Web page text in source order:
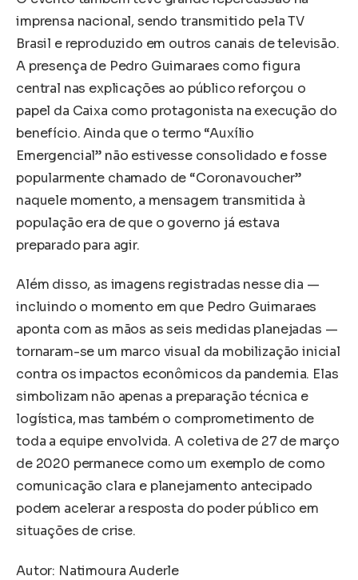
imprensa nacional, sendo transmitido pela TV
Brasil e reproduzido em outros canais de televisão.
A presença de Pedro Guimaraes como figura
central nas explicações ao público reforçou o
papel da Caixa como protagonista na execução do
benefício. Ainda que o termo “Auxílio
Emergencial” não estivesse consolidado e fosse
popularmente chamado de “Coronavoucher”
naquele momento, a mensagem transmitida à
população era de que o governo já estava
preparado para agir.
Além disso, as imagens registradas nesse dia —
incluindo o momento em que Pedro Guimaraes
aponta com as mãos as seis medidas planejadas —
tornaram-se um marco visual da mobilização inicial
contra os impactos econômicos da pandemia. Elas
simbolizam não apenas a preparação técnica e
logística, mas também o comprometimento de
toda a equipe envolvida. A coletiva de 27 de março
de 2020 permanece como um exemplo de como
comunicação clara e planejamento antecipado
podem acelerar a resposta do poder público em
situações de crise.
Autor: Natimoura Auderle